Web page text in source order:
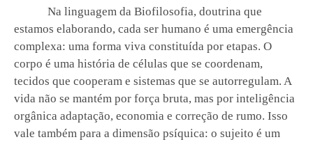
Na linguagem da Biofilosofia, doutrina que
estamos elaborando, cada ser humano é uma emergência
complexa: uma forma viva constituída por etapas. O
corpo é uma história de células que se coordenam,
tecidos que cooperam e sistemas que se autorregulam. A
vida não se mantém por força bruta, mas por inteligência
orgânica adaptação, economia e correção de rumo. Isso
vale também para a dimensão psíquica: o sujeito é um